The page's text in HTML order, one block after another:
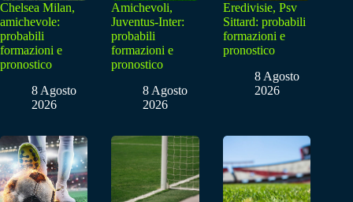
Chelsea Milan,
amichevole:
probabili
formazioni e
pronostico
8 Agosto
2026
Amichevoli,
Juventus-Inter:
probabili
formazioni e
pronostico
8 Agosto
2026
Eredivisie, Psv
Sittard: probabili
formazioni e
pronostico
8 Agosto
2026